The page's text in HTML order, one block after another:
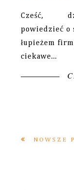
Cześć,
powiedzieć o
łupieżem
ciekawe...
NOWSZE